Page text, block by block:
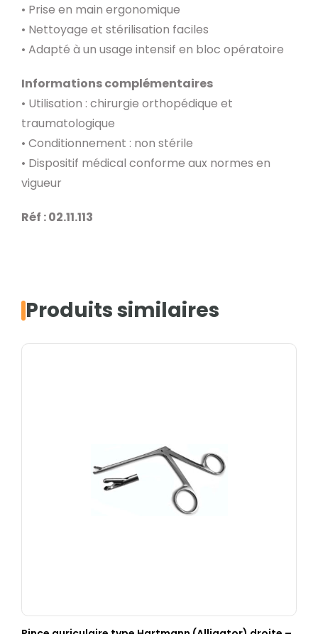
• Prise en main ergonomique
• Nettoyage et stérilisation faciles
• Adapté à un usage intensif en bloc opératoire
Informations complémentaires
• Utilisation : chirurgie orthopédique et
traumatologique
• Conditionnement : non stérile
• Dispositif médical conforme aux normes en
vigueur
Réf : 02.11.113
Produits similaires